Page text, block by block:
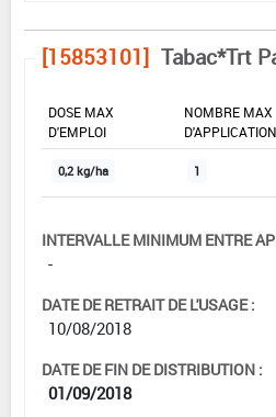
[15853101] Tabac*Trt
DOSE MAX
D'EMPLOI
NOMBRE MAX
D'APPLICATION
0,2 kg/ha 1
INTERVALLE MINIMUM ENTRE
-
DATE DE RETRAIT DE L'USAGE :
10/08/2018
DATE DE FIN DE DISTRIBUTION :
01/09/2018